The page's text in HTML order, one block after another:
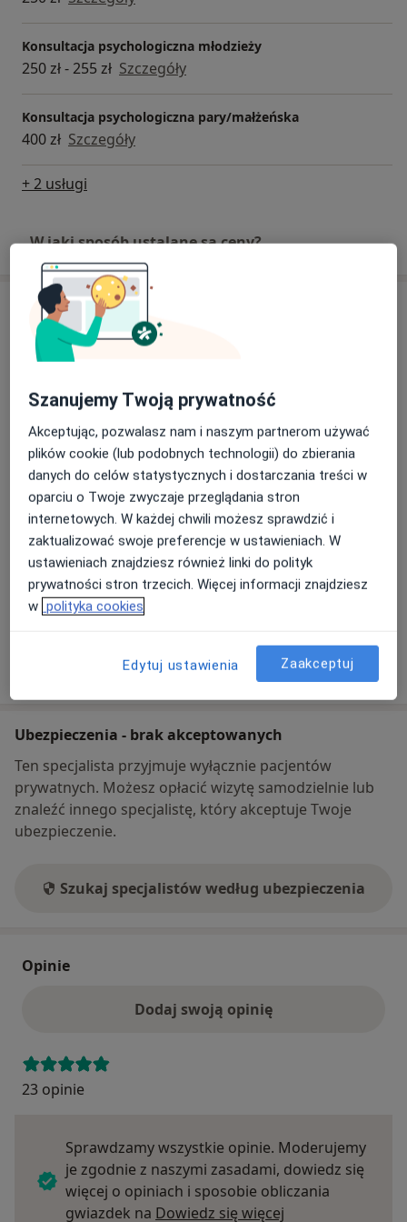
Konsultacja psychologiczna młodzieży
250 zł - 255 zł Szczegóły
Konsultacja psychologiczna pary/małżeńska
400 zł Szczegóły
+ 2 usługi
W jaki sposób ustalane są ceny?
Adresy (3)
Adres 1 Online
Pomorskie Centrum Wsparcia
Jarosława Dąbrowskiego 12/7,83-110Tczew
Powiększ mapęotwiera się w nowej karcie
Dostępność
W tym gabinecie nie można umawiać wizyt przez
internet
Co mam zrobić w tej sytuacji?
Pokaż więcej
o adresie
Ubezpieczenia - brak akceptowanych
Ten specjalista przyjmuje wyłącznie pacjentów
prywatnych. Możesz opłacić wizytę samodzielnie lub
znaleźć innego specjalistę, który akceptuje Twoje
ubezpieczenie.
Szukaj specjalistów według ubezpieczenia
Opinie
Dodaj swoją opinię
23 opinie
Sprawdzamy wszystkie opinie. Moderujemy
je zgodnie z naszymi zasadami, dowiedz się
więcej o opiniach i sposobie obliczania
gwiazdek na Dowiedz się więcej
Szanujemy Twoją prywatność
Akceptując, pozwalasz nam i naszym partnerom używać
plików cookie (lub podobnych technologii) do zbierania
danych do celów statystycznych i dostarczania treści w
oparciu o Twoje zwyczaje przeglądania stron
internetowych. W każdej chwili możesz sprawdzić i
zaktualizować swoje preferencje w ustawieniach. W
ustawieniach znajdziesz również linki do polityk
prywatności stron trzecich. Więcej informacji znajdziesz
w polityka cookies
Edytuj ustawienia Zaakceptuj